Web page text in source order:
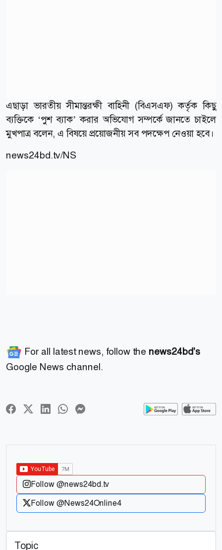
এছাড়া ভারতীয় সীমান্তরক্ষী বাহিনী (বিএসএফ) কর্তৃক কিছু
ব্যক্তিকে ‘পুশ ব্যাক’ করার অভিযোগ সম্পর্কে জানতে চাইলে
মুখপাত্র বলেন, এ বিষয়ে প্রয়োজনীয় সব পদক্ষেপ নেওয়া হবে।
news24bd.tv/NS
For all latest news, follow the news24bd's
Google News channel.
Follow @news24bd.tv
Follow @News24Online4
Topic